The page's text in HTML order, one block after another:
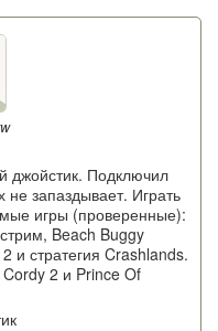
джойстик. Подключил
запаздывает. Играть
игры (проверенные):
Beach Buggy
и стратегия Crashlands.
2 и Prince Of